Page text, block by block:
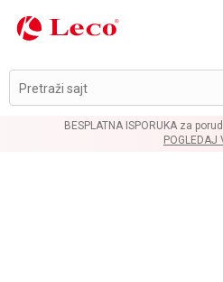
Pretraži sajt
BESPLATNA ISPORUKA za porudžbine
POGLEDAJ VIŠE